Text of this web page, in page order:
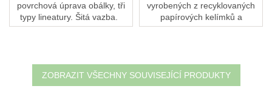
povrchová úprava obálky, tři
typy lineatury. Šitá vazba.
vyrobených z recyklovaných
papírových kelímků a
kávového odpadu. Dáváte
najdete...
ZOBRAZIT VŠECHNY SOUVISEJÍCÍ PRODUKTY